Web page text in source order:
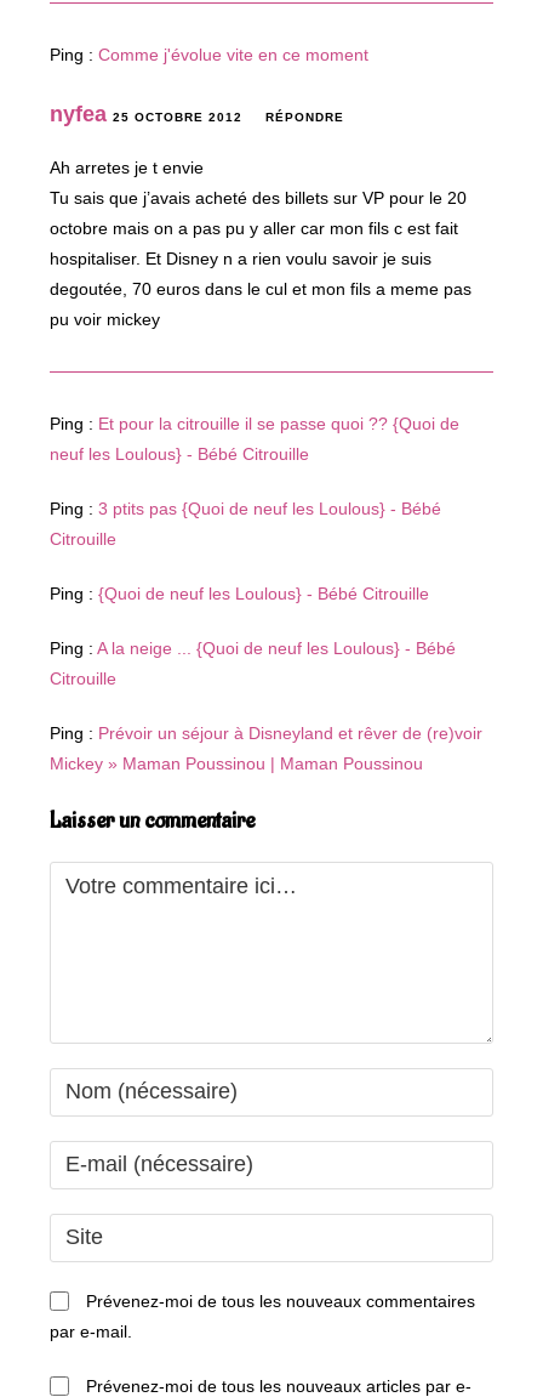
Ping :Comme j'évolue vite en ce moment
nyfea 25 OCTOBRE 2012 RÉPONDRE
Ah arretes je t envie
Tu sais que j’avais acheté des billets sur VP pour le 20
octobre mais on a pas pu y aller car mon fils c est fait
hospitaliser. Et Disney n a rien voulu savoir je suis
degoutée, 70 euros dans le cul et mon fils a meme pas
pu voir mickey
Ping : Et pour la citrouille il se passe quoi ?? {Quoi de
neuf les Loulous} - Bébé Citrouille
Ping :3 ptits pas {Quoi de neuf les Loulous} - Bébé
Citrouille
Ping :{Quoi de neuf les Loulous} - Bébé Citrouille
Ping :A la neige ... {Quoi de neuf les Loulous} - Bébé
Citrouille
Ping : Prévoir un séjour à Disneyland et rêver de (re)voir
Mickey » Maman Poussinou | Maman Poussinou
Laisser un commentaire
Comment
Enter
your
name
comment
Enter
your
email
address
comment
Saisir
l’URL
de
(facultatif)
Prévenez-moi de tous les nouveaux commentaires
par e-mail.
Prévenez-moi de tous les nouveaux articles par e-